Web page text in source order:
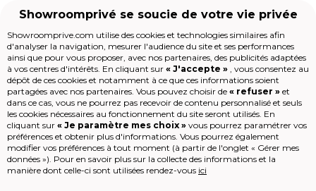
Accueil
Les jours de la Maison
Mode
Voyages
Enfant
Beauté
Sport
Voyages Séjour Séjour Afrique Séjour Égypte
Voyage Egypte
L’Égypte affiche300 jours
d’ensoleillement par anet des tarifs
démarrant à 600 € la semaine. Les
pyramides de Gizeh, les temples de
Louxor et les plages de la mer Rouge
créent une combinaison unique entre
Voir plus
Showroomprivé se soucie de votre vie privée
Showroomprive.com utilise des cookies et technologies similaires afin
d'analyser la navigation, mesurer l'audience du site et ses performances
ainsi que pour vous proposer, avec nos partenaires, des publicités adaptées
à vos centres d'intérêts. En cliquant sur « J'accepte » , vous consentez au
dépôt de ces cookies et notamment à ce que ces informations soient
partagées avec nos partenaires. Vous pouvez choisir de « refuser » et
dans ce cas, vous ne pourrez pas recevoir de contenu personnalisé et seuls
les cookies nécessaires au fonctionnement du site seront utilisés. En
cliquant sur « Je paramètre mes choix » vous pourrez paramétrer vos
préférences et obtenir plus d'informations. Vous pourrez également
modifier vos préférences à tout moment (à partir de l'onglet « Gérer mes
données »). Pour en savoir plus sur la collecte des informations et la
manière dont celle-ci sont utilisées rendez-vous ici